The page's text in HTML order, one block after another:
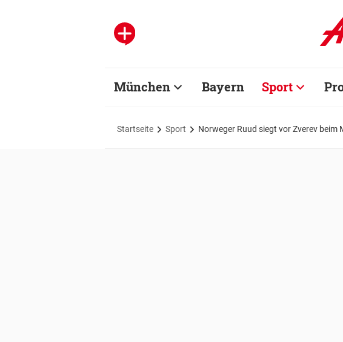
München Bayern Sport
Startseite Sport Norweger Ruud siegt vor Zverev beim